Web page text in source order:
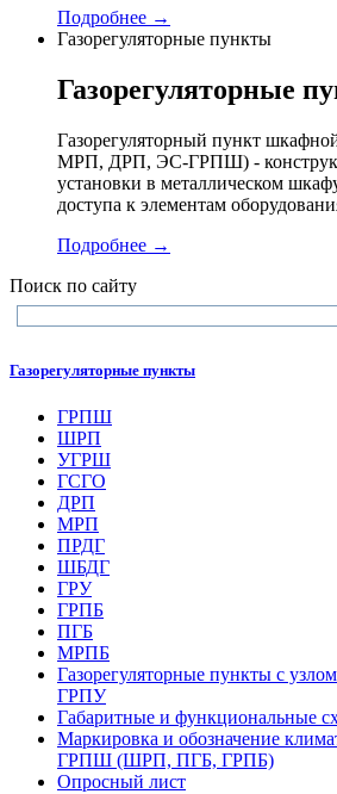
Подробнее →
Газорегуляторные пункты
Газорегуляторные
Газорегуляторный пункт
МРП, ДРП, ЭС-ГРПШ) -
установки в металлическом
доступа к элементам
Подробнее →
Поиск по сайту
Газорегуляторные пункты
ГРПШ
ШРП
УГРШ
ГСГО
ДРП
МРП
ПРДГ
ШБДГ
ГРУ
ГРПБ
ПГБ
МРПБ
Газорегуляторные пункты с узлом
ГРПУ
Габаритные и функциональные
Маркировка и обозначение
ГРПШ (ШРП, ПГБ, ГРПБ)
Опросный лист